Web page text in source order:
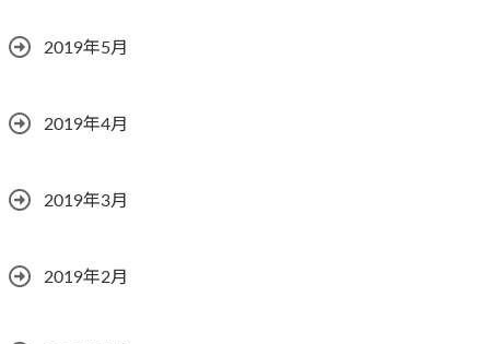
2019年5月
2019年4月
2019年3月
2019年2月